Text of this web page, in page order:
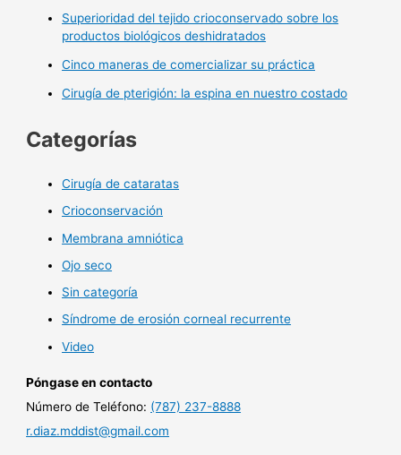
Superioridad del tejido crioconservado sobre los
productos biológicos deshidratados
Cinco maneras de comercializar su práctica
Cirugía de pterigión: la espina en nuestro costado
Categorías
Cirugía de cataratas
Crioconservación
Membrana amniótica
Ojo seco
Sin categoría
Síndrome de erosión corneal recurrente
Video
Póngase en contacto
Número de Teléfono: (787) 237-8888
r.diaz.mddist@gmail.com